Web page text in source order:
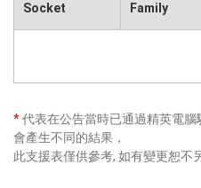
Socket Family
*代表在公告當時已通過精英電腦
會產生不同的結果，
此支援表僅供參考, 如有變更恕不